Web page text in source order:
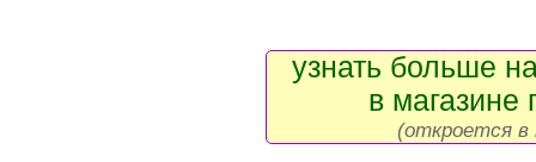
узнать больше
в магазине
(откроется в